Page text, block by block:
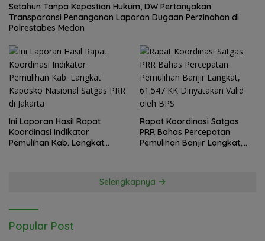
Setahun Tanpa Kepastian Hukum, DW Pertanyakan
Transparansi Penanganan Laporan Dugaan Perzinahan di
Polrestabes Medan
Ini Laporan Hasil Rapat
Koordinasi Indikator
Pemulihan Kab. Langkat
Rapat Koordinasi Satgas
PRR Bahas Percepatan
Pemulihan Banjir Langkat,
Selengkapnya
Popular Post